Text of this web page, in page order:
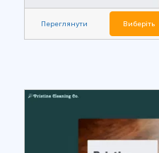
Переглянути Виберіть